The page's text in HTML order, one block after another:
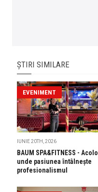
ȘTIRI SIMILARE
EVENIMENT
IUNIE 20TH, 2026
BAUM SPA&FITNESS - Acolo
unde pasiunea întâlnește
profesionalismul